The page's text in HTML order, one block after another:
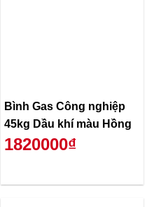
Bình Gas Công nghiệp
45kg Dầu khí màu Hồng
1820000₫